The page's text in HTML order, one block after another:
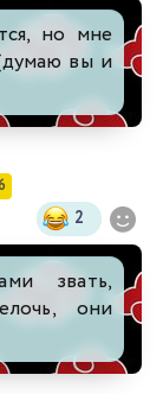
но мне
вы и
2
звать,
они